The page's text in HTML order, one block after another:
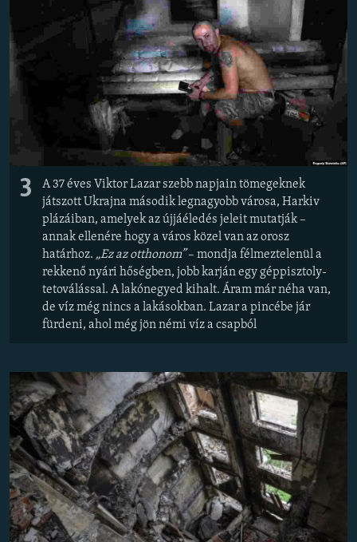
3
A 37 éves Viktor Lazar szebb napjain tömegeknek
játszott Ukrajna második legnagyobb városa, Harkiv
plázáiban, amelyek az újjáéledés jeleit mutatják –
annak ellenére hogy a város közel van az orosz
határhoz. „Ez az otthonom”– mondja félmeztelenül a
rekkenő nyári hőségben, jobb karján egy géppisztoly-
tetoválással. A lakónegyed kihalt. Áram már néha van,
de víz még nincs a lakásokban. Lazar a pincébe jár
fürdeni, ahol még jön némi víz a csapból